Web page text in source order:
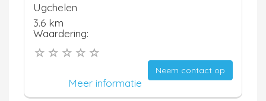
Ugchelen
3.6 km
Waardering:
Neem contact op
Meer informatie